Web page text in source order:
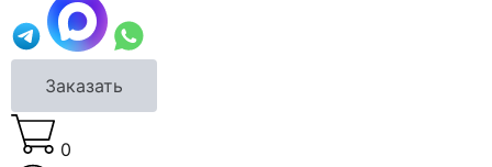
Заказать
0